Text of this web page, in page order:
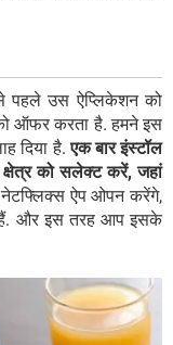
पहले उस ऐप्लिकेशन को
ऑफर करता है. हमने इस
दिया है.एक बार इंस्टॉल
को सलेक्ट करें, जहां
ऐप ओपन करेंगे,
और इस तरह आप इसके